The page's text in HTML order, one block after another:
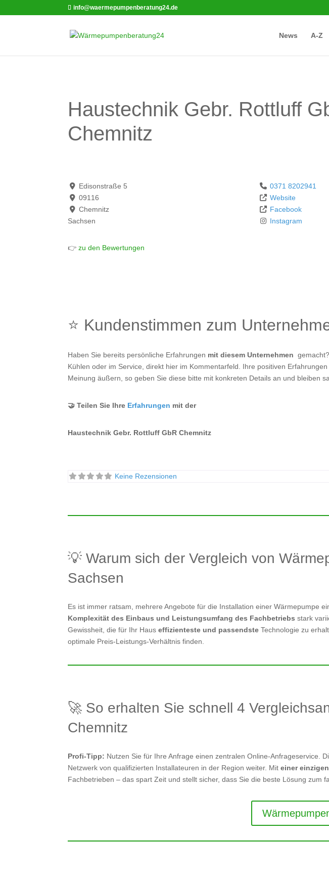
info@waermepumpenberatung24.de
News A-Z
Haustechnik Gebr. Rottluff
Chemnitz
Edisonstraße 5
09116
Chemnitz
Sachsen
👉 zu den Bewertungen
0371 8202941
Website
Facebook
Instagram
⭐ Kundenstimmen zum
Haben Sie bereits persönliche Erfahrungen mit diesem Unternehmen
Kühlen oder im Service, direkt hier im Kommentarfeld. Ihre positiven
Meinung äußern, so geben Sie diese bitte mit konkreten Details an und bleiben
🤝 Teilen Sie Ihre Erfahrungen mit der
Haustechnik Gebr. Rottluff GbR Chemnitz
Keine Rezensionen
💡 Warum sich der Vergleich von
Sachsen
Es ist immer ratsam, mehrere Angebote für die Installation einer Wärmepumpe
Komplexität des Einbaus und Leistungsumfang des Fachbetriebs stark
Gewissheit, die für Ihr Hauseffizienteste und passendste Technologie zu
optimale Preis-Leistungs-Verhältnis finden.
🚀 So erhalten Sie schnell 4
Chemnitz
Profi-Tipp: Nutzen Sie für Ihre Anfrage einen zentralen Online-Anfrageservice.
Netzwerk von qualifizierten Installateuren in der Region weiter. Miteiner
Fachbetrieben – das spart Zeit und stellt sicher, dass Sie die beste Lösung zum